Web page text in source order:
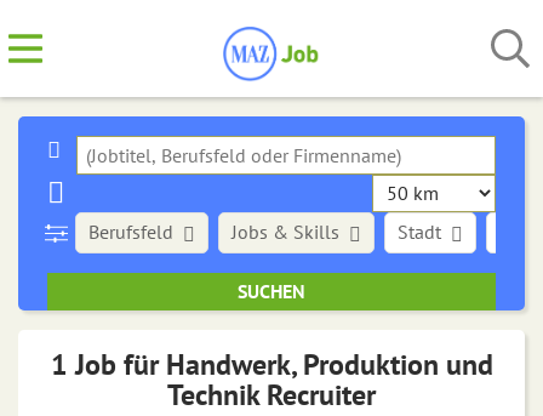
Stadt
Berufsfeld Jobs & Skills
1 Job für Handwerk, Produktion und
Technik Recruiter